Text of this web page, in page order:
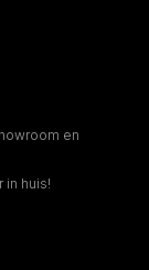
en
in huis!